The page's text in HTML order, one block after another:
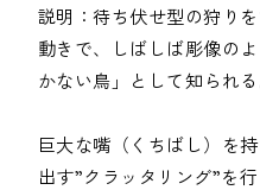
説明：待ち伏せ型の狩り
動きで、しばしば彫像の
かない鳥」として知られる
巨大な嘴（くちばし）を
出す”クラッタリング”を